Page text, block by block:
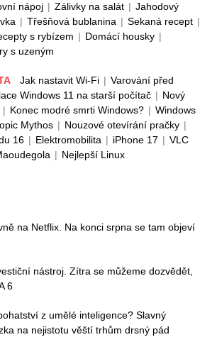
nápoj | Zálivky na salát | Jahodový
| Třešňová bublanina | Sekaná recept |
s rybízem | Domácí housky |
s uzeným
Jak nastavit Wi-Fi | Varování před
Windows 11 na starší počítač | Nový
| Konec modré smrti Windows? | Windows
Mythos | Nouzové otevírání pračky |
16 | Elektromobilita | iPhone 17 | VLC
| Nejlepší Linux
na Netflix. Na konci srpna se tam objeví
nástroj. Zítra se můžeme dozvědět,
6
z umělé inteligence? Slavný
na nejistotu věští trhům drsný pád